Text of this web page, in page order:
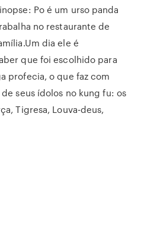
Po é um urso panda
no restaurante de
dia ele é
que foi escolhido para
profecia, o que faz com
seus ídolos no kung fu: os
Tigresa, Louva-deus,